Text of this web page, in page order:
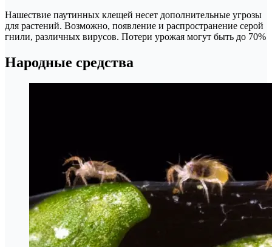
Нашествие паутинных клещей несет дополнительные угрозы
для растений. Возможно, появление и распространение серой
гнили, различных вирусов. Потери урожая могут быть до 70%
Народные средства